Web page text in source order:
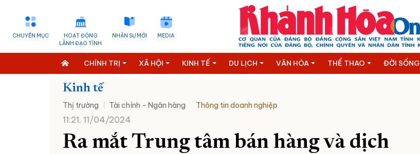
CHUYÊN MỤC
HOẠT ĐỘNG
LÃNH ĐẠO TỈNH
NHÂN SỰ MỚI MEDIA
CHÍNH TRỊ XÃ HỘI KINH TẾ DU LỊCH VĂN HÓA THỂ THAO ĐỜI SỐNG
Kinh tế
Thị trường Tài chính - Ngân hàng Thông tin doanh nghiệp
11:21, 11/04/2024
Ra mắt Trung tâm bán hàng và dịch